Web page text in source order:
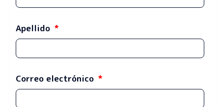
Apellido
Correo electrónico